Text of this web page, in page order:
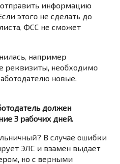
информацию
этого не сделать до
ФСС не сможет
например
реквизиты, необходимо
новые.
должен
3 рабочих дней.
В случае ошибки
ЭЛС и взамен выдает
но с верными